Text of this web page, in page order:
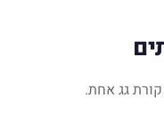
גג אחת.